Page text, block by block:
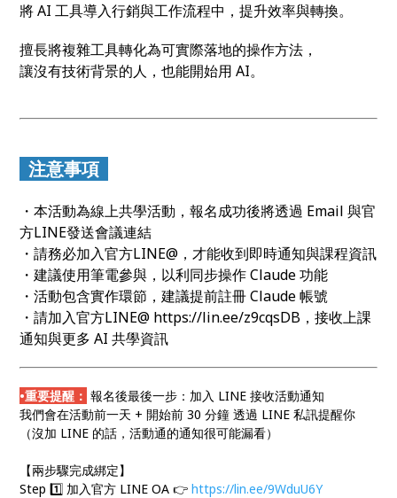
將 AI 工具導入行銷與工作流程中，提升效率與轉換。
擅長將複雜工具轉化為可實際落地的操作方法，
讓沒有技術背景的人，也能開始用 AI。
注意事項
・本活動為線上共學活動，報名成功後將透過 Email 與官
方LINE發送會議連結
・請務必加入官方LINE@，才能收到即時通知與課程資訊
・建議使用筆電參與，以利同步操作 Claude 功能
・活動包含實作環節，建議提前註冊 Claude 帳號
・請加入官方LINE@ https://lin.ee/z9cqsDB，接收上課
通知與更多 AI 共學資訊
•重要提醒： 報名後最後一步：加入 LINE 接收活動通知
我們會在活動前一天 + 開始前 30 分鐘 透過 LINE 私訊提醒你
（沒加 LINE 的話，活動通的通知很可能漏看）
【兩步驟完成綁定】
Step 1️⃣ 加入官方 LINE OA 👉https://lin.ee/9WduU6Y